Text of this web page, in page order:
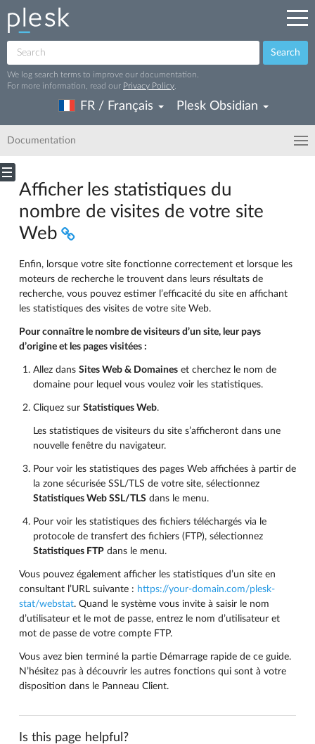
Search
We log search terms to improve our documentation.
For more information, read our Privacy Policy
FR / Français Plesk Obsidian
Documentation
Afficher les statistiques du
nombre de visites de votre site
Web
Enfin, lorsque votre site fonctionne correctement et lorsque les
moteurs de recherche le trouvent dans leurs résultats de
recherche, vous pouvez estimer l’efficacité du site en affichant
les statistiques des visites de votre site Web.
Pour connaître le nombre de visiteurs d’un site, leur pays
d’origine et les pages visitées :
Allez dans Sites Web & Domaines et cherchez le nom de
domaine pour lequel vous voulez voir les statistiques.
Cliquez sur Statistiques Web.
Les statistiques de visiteurs du site s’afficheront dans une
nouvelle fenêtre du navigateur.
Pour voir les statistiques des pages Web affichées à partir de
la zone sécurisée SSL/TLS de votre site, sélectionnez
Statistiques Web SSL/TLS dans le menu.
Pour voir les statistiques des fichiers téléchargés via le
protocole de transfert des fichiers (FTP), sélectionnez
Statistiques FTP dans le menu.
Vous pouvez également afficher les statistiques d’un site en
consultant l’URL suivante : https://your-domain.com/plesk-
stat/webstat. Quand le système vous invite à saisir le nom
d’utilisateur et le mot de passe, entrez le nom d’utilisateur et
mot de passe de votre compte FTP.
Vous avez bien terminé la partie Démarrage rapide de ce guide.
N’hésitez pas à découvrir les autres fonctions qui sont à votre
disposition dans le Panneau Client.
Is this page helpful?